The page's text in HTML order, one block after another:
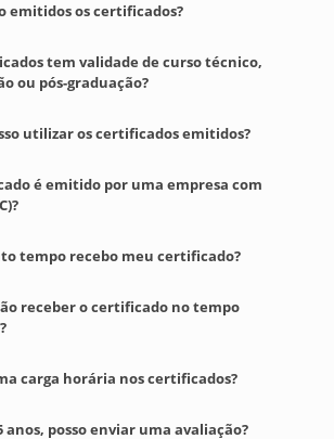
emitidos os certificados?
tem validade de curso técnico,
ou pós-graduação?
utilizar os certificados emitidos?
é emitido por uma empresa com
tempo recebo meu certificado?
receber o certificado no tempo
carga horária nos certificados?
anos, posso enviar uma avaliação?